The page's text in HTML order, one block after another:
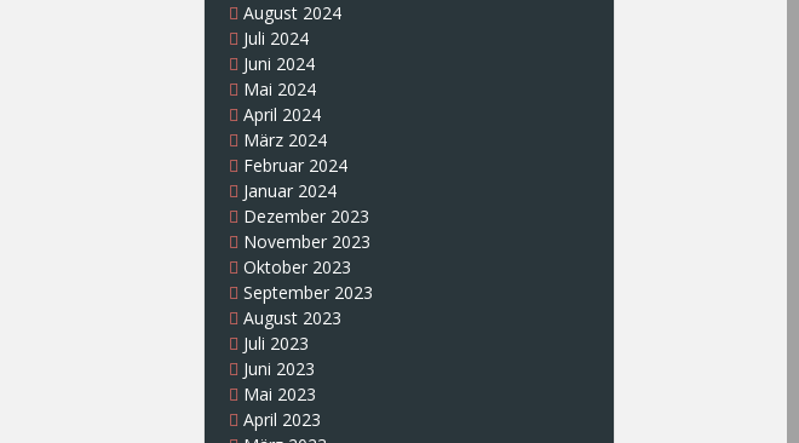
August 2024
Juli 2024
Juni 2024
Mai 2024
April 2024
März 2024
Februar 2024
Januar 2024
Dezember 2023
November 2023
Oktober 2023
September 2023
August 2023
Juli 2023
Juni 2023
Mai 2023
April 2023